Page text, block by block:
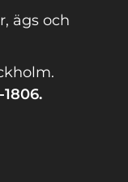
ägs och